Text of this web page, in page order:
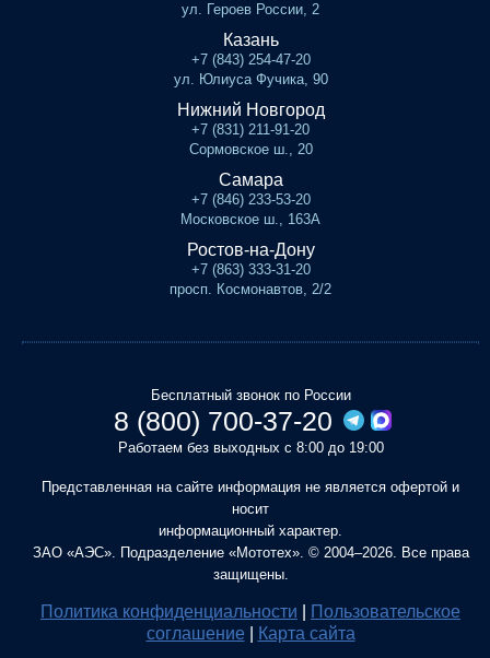
ул. Героев России, 2
Казань
+7 (843) 254-47-20
ул. Юлиуса Фучика, 90
Нижний Новгород
+7 (831) 211-91-20
Сормовское ш., 20
Самара
+7 (846) 233-53-20
Московское ш., 163А
Ростов-на-Дону
+7 (863) 333-31-20
просп. Космонавтов, 2/2
Бесплатный звонок по России
8 (800) 700-37-20
Работаем без выходных с 8:00 до 19:00
Представленная на сайте информация не является офертой и
носит
информационный характер.
ЗАО «АЭС». Подразделение «Мототех». © 2004–2026. Все права
защищены.
Политика конфиденциальности
Пользовательское
соглашение
Карта сайта